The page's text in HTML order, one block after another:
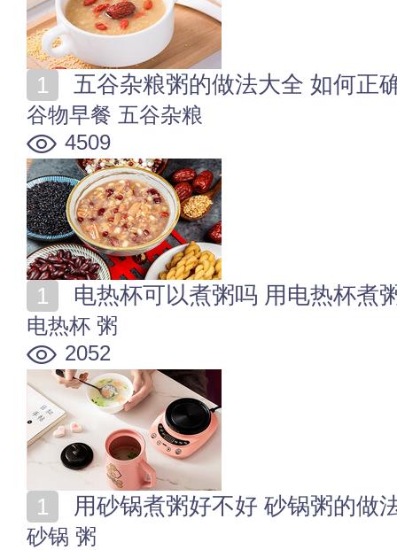
五谷杂粮粥的做法大全 如何正
谷物早餐 五谷杂粮
4509
电热杯可以煮粥吗 用电热杯煮
电热杯 粥
2052
用砂锅煮粥好不好 砂锅粥的做
砂锅 粥